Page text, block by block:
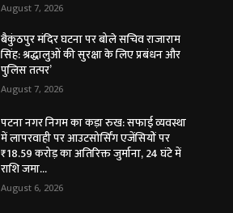
August 7, 2026
बैकुंठपुर मंदिर घटना पर बोले सचिव राजाराम
सिंह: श्रद्धालुओं की सुरक्षा के लिए प्रबंधन और
पुलिस तत्पर’
August 7, 2026
पटना नगर निगम का कड़ा रुख: सफाई व्यवस्था
में लापरवाही पर आउटसोर्सिंग एजेंसियों पर
₹18.59 करोड़ का अतिरिक्त जुर्माना, 24 घंटे में
राशि जमा...
August 6, 2026